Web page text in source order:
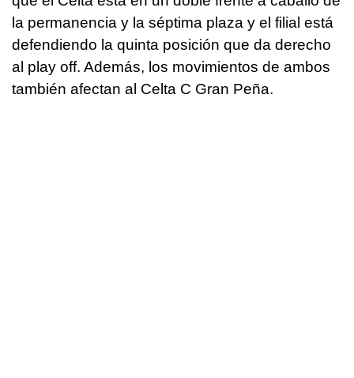
la permanencia y la séptima plaza y el filial está
defendiendo la quinta posición que da derecho
al play off. Además, los movimientos de ambos
también afectan al Celta C Gran Peña.